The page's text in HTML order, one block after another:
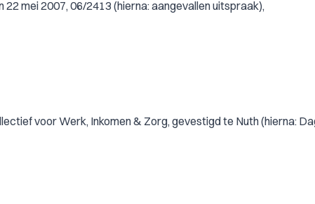
mei 2007, 06/2413 (hierna: aangevallen uitspraak),
voor Werk, Inkomen & Zorg, gevestigd te Nuth (hierna: